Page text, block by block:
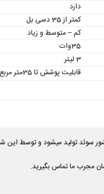
دارد
کمتر از 35 دسی بل
کم – متوسط و زیاد
35وات
3 لیتر
قابلیت پوشش تا 35متر مربع
مجرب ما تماس بگیرید.